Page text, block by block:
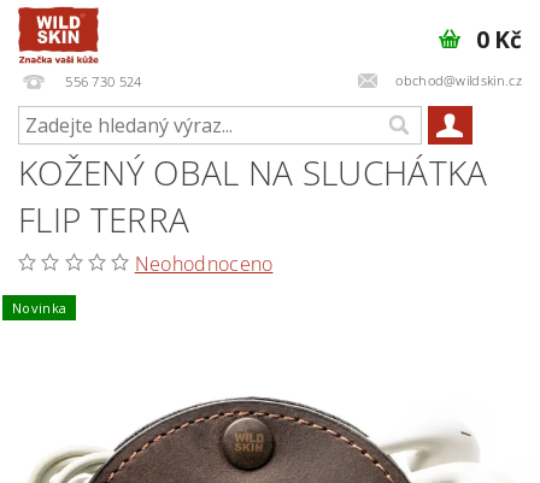
556 730 524 obchod@wildskin.cz
0 Kč
KOŽENÝ OBAL NA SLUCHÁTKA
FLIP TERRA
Neohodnoceno
Novinka